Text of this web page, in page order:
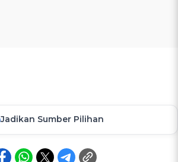
Jadikan Sumber Pilihan